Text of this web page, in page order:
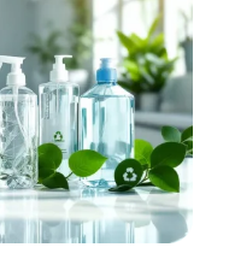
Start chat
Webshop